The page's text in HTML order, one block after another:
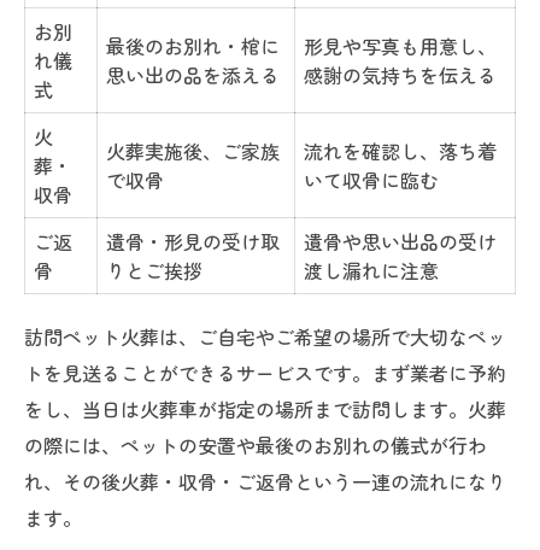
お別
れ儀
式
最後のお別れ・棺に
思い出の品を添える
形見や写真も用意し、
感謝の気持ちを伝える
火
葬・
収骨
火葬実施後、ご家族
で収骨
流れを確認し、落ち着
いて収骨に臨む
ご返
骨
遺骨・形見の受け取
りとご挨拶
遺骨や思い出品の受け
渡し漏れに注意
訪問ペット火葬は、ご自宅やご希望の場所で大切なペッ
トを見送ることができるサービスです。まず業者に予約
をし、当日は火葬車が指定の場所まで訪問します。火葬
の際には、ペットの安置や最後のお別れの儀式が行わ
れ、その後火葬・収骨・ご返骨という一連の流れになり
ます。